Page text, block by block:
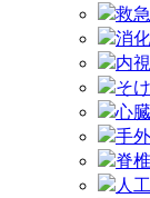
救
消
内
そ
心
手
脊
人